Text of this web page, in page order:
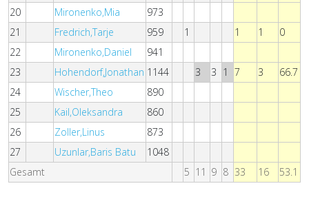
20
Mironenko,Mia
973
21
Fredrich,Tarje 959 1 1 1
0
22
Mironenko,Daniel
941
23
Hohendorf,Jonathan 1144 3 3 1 7 3
66.7
24
Wischer,Theo
890
25
Kail,Oleksandra
860
26
Zoller,Linus
873
27
Uzunlar,Baris Batu
1048
Gesamt
5 11 9 8 33 16 53.1